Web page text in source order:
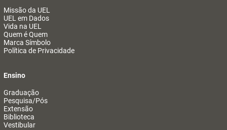
Missão da UEL
UEL em Dados
Vida na UEL
Quem é Quem
Marca Símbolo
Política de Privacidade
Ensino
Graduação
Pesquisa/Pós
Extensão
Biblioteca
Vestibular